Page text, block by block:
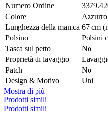
Numero Ordine
Colore
Azzurro
Lunghezza della manica 67 cm
Polsino
Polsini
Tasca sul petto
No
Proprietà di lavaggio
Patch
No
Design & Motivo
Uni
Mostra di più +
Prodotti simili
Prodotti simili